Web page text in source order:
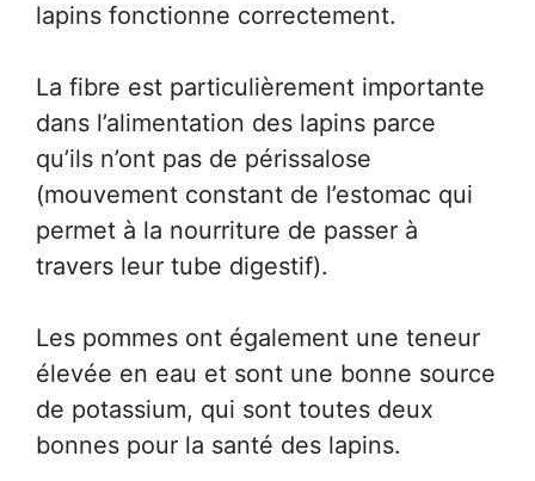
lapins fonctionne correctement.
La fibre est particulièrement importante
dans l’alimentation des lapins parce
qu’ils n’ont pas de périssalose
(mouvement constant de l’estomac qui
permet à la nourriture de passer à
travers leur tube digestif).
Les pommes ont également une teneur
élevée en eau et sont une bonne source
de potassium, qui sont toutes deux
bonnes pour la santé des lapins.